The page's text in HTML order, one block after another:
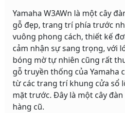
Yamaha W3AWn là một cây
gỗ đẹp, trang trí phía trước
vuông phong cách, thiết kế
cảm nhận sự sang trọng, với
bóng mờ tự nhiên cũng rất
gỗ truyền thống của Yamaha
từ các trang trí khung cửa sổ
mặt trước. Đây là một cây
hàng cũ.